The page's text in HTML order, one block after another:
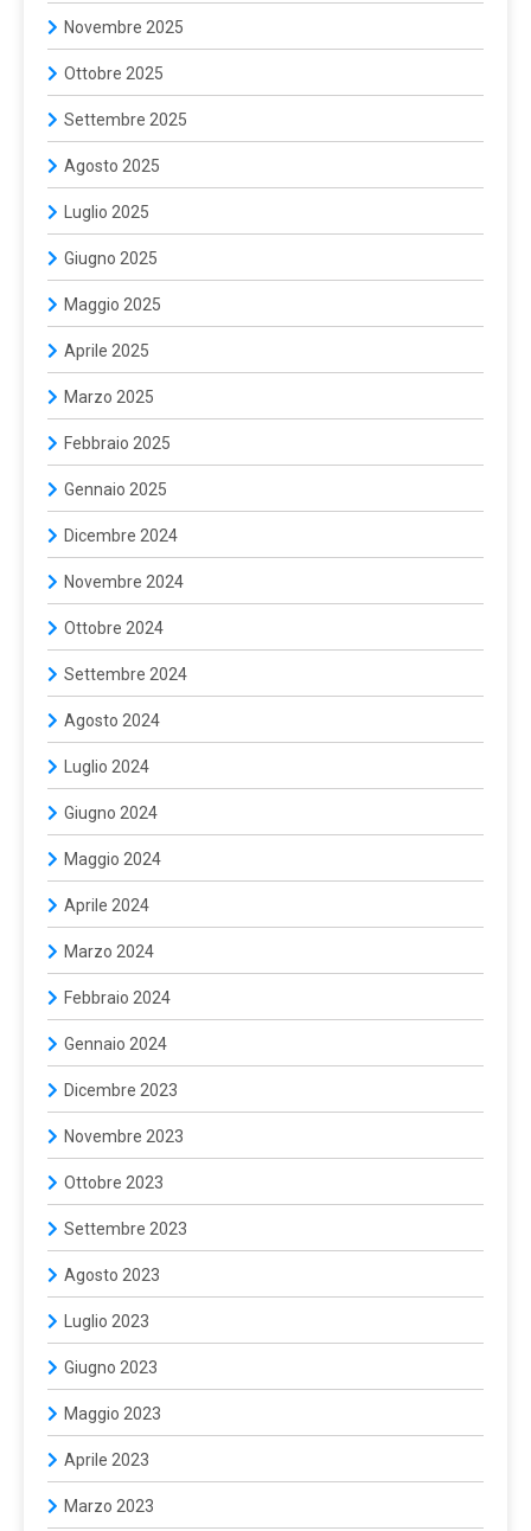
Novembre 2025
Ottobre 2025
Settembre 2025
Agosto 2025
Luglio 2025
Giugno 2025
Maggio 2025
Aprile 2025
Marzo 2025
Febbraio 2025
Gennaio 2025
Dicembre 2024
Novembre 2024
Ottobre 2024
Settembre 2024
Agosto 2024
Luglio 2024
Giugno 2024
Maggio 2024
Aprile 2024
Marzo 2024
Febbraio 2024
Gennaio 2024
Dicembre 2023
Novembre 2023
Ottobre 2023
Settembre 2023
Agosto 2023
Luglio 2023
Giugno 2023
Maggio 2023
Aprile 2023
Marzo 2023